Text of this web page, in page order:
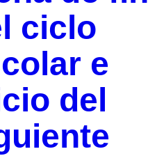
ciclo
e
del